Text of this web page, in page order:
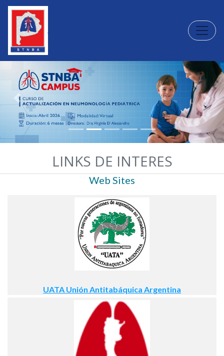
Previous Next
LINKS DE INTERES
Web Sites
UATA Unión Antitabáquica Argentina